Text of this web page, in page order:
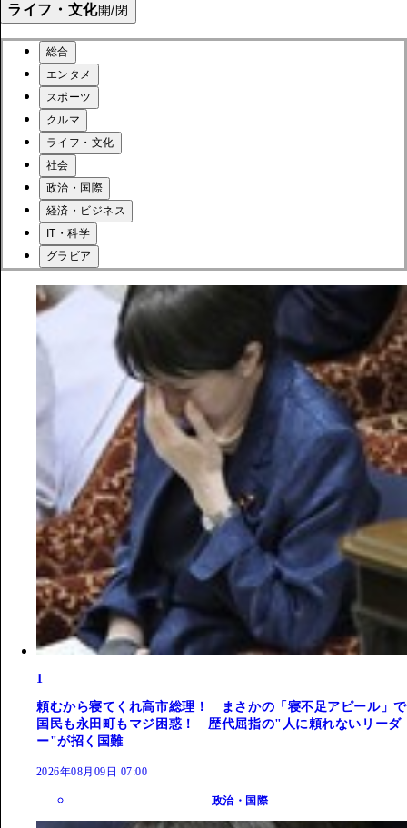
ライフ・文化開/閉
総合
エンタメ
スポーツ
クルマ
ライフ・文化
社会
政治・国際
経済・ビジネス
IT・科学
グラビア
1
頼むから寝てくれ高市総理！ まさかの「寝不足アピール」で
国民も永田町もマジ困惑！ 歴代屈指の"人に頼れないリーダ
ー"が招く国難
2026年08月09日 07:00
政治・国際